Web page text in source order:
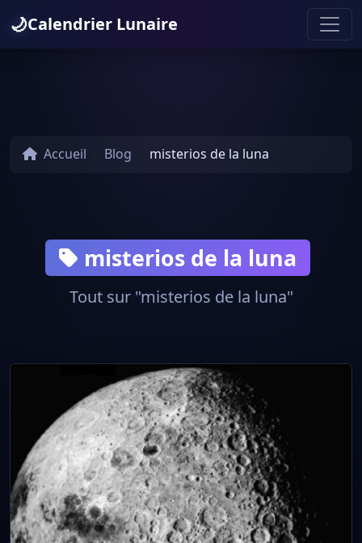
🌙Calendrier Lunaire
Accueil Blog misterios de la luna
misterios de la luna
Tout sur "misterios de la luna"